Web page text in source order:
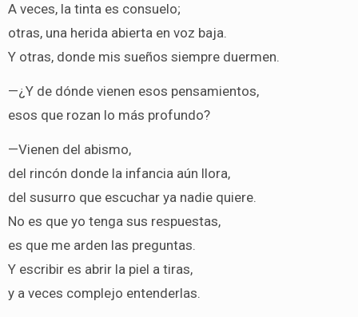
A veces, la tinta es consuelo;
otras, una herida abierta en voz baja.
Y otras, donde mis sueños siempre duermen.
—¿Y de dónde vienen esos pensamientos,
esos que rozan lo más profundo?
—Vienen del abismo,
del rincón donde la infancia aún llora,
del susurro que escuchar ya nadie quiere.
No es que yo tenga sus respuestas,
es que me arden las preguntas.
Y escribir es abrir la piel a tiras,
y a veces complejo entenderlas.